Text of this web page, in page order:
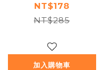
NT$178
NT$285
加入購物車